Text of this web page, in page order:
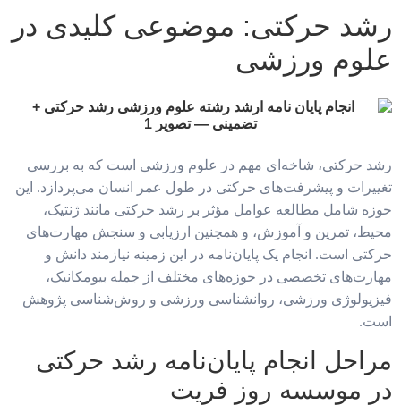
رشد حرکتی: موضوعی کلیدی در
علوم ورزشی
رشد حرکتی، شاخه‌ای مهم در علوم ورزشی است که به بررسی
تغییرات و پیشرفت‌های حرکتی در طول عمر انسان می‌پردازد. این
حوزه شامل مطالعه عوامل مؤثر بر رشد حرکتی مانند ژنتیک،
محیط، تمرین و آموزش، و همچنین ارزیابی و سنجش مهارت‌های
حرکتی است. انجام یک پایان‌نامه در این زمینه نیازمند دانش و
مهارت‌های تخصصی در حوزه‌های مختلف از جمله بیومکانیک،
فیزیولوژی ورزشی، روانشناسی ورزشی و روش‌شناسی پژوهش
است.
مراحل انجام پایان‌نامه رشد حرکتی
در موسسه روز فریت